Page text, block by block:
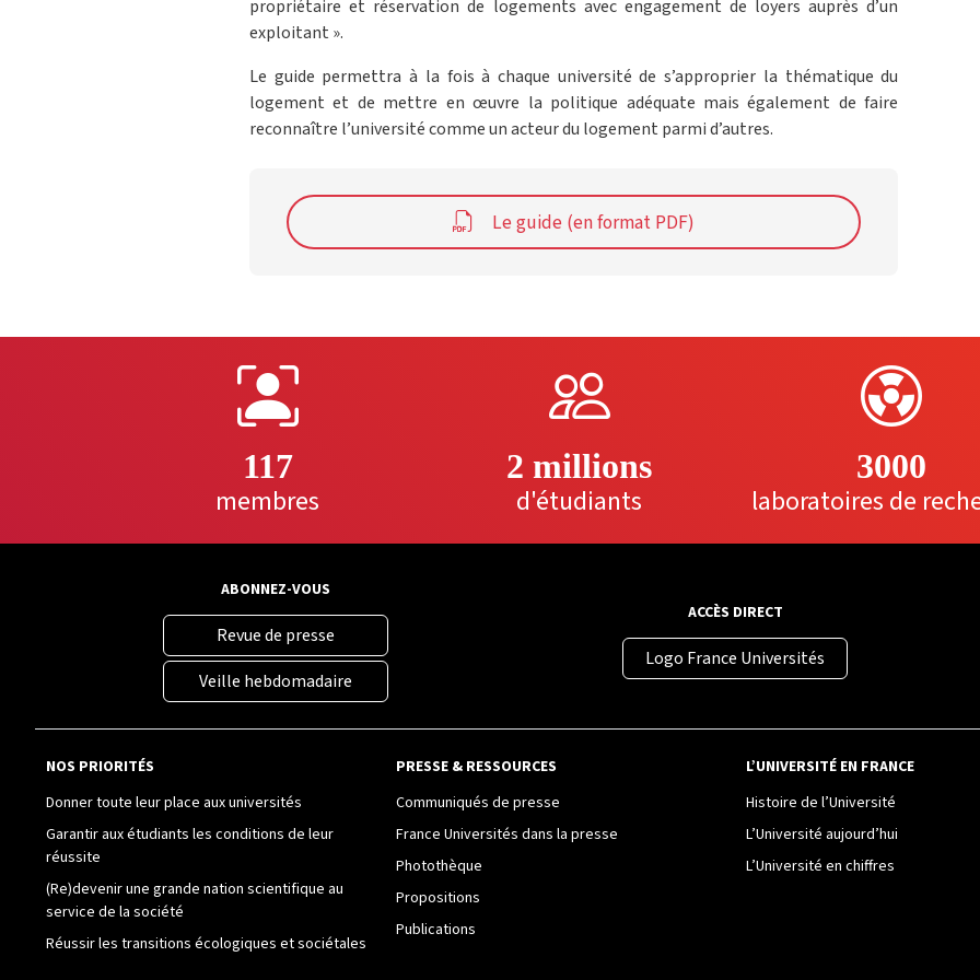
propriétaire et réservation de logements avec engagement de loyers auprès d’un
exploitant ».
Le guide permettra à la fois à chaque université de s’approprier la thématique du
logement et de mettre en œuvre la politique adéquate mais également de faire
reconnaître l’université comme un acteur du logement parmi d’autres.
Le guide (en format PDF)
117
membres
2 millions
d'étudiants
3000
laboratoires de
ABONNEZ-VOUS
Revue de presse
Veille hebdomadaire
ACCÈS DIRECT
Logo France Universités
NOS PRIORITÉS
Donner toute leur place aux universités
Garantir aux étudiants les conditions de leur
réussite
(Re)devenir une grande nation scientifique au
service de la société
Réussir les transitions écologiques et sociétales
PRESSE & RESSOURCES
Communiqués de presse
France Universités dans la presse
Photothèque
Propositions
Publications
L’UNIVERSITÉ EN FRANCE
Histoire de l’Université
L’Université aujourd’hui
L’Université en chiffres